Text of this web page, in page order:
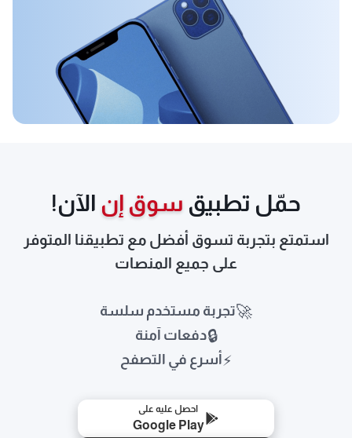
حمّل تطبيق سوق إن الآن!
استمتع بتجربة تسوق أفضل مع تطبيقنا المتوفر
على جميع المنصات
🚀تجربة مستخدم سلسة
🔒دفعات آمنة
⚡أسرع في التصفح
احصل عليه على
Google Play